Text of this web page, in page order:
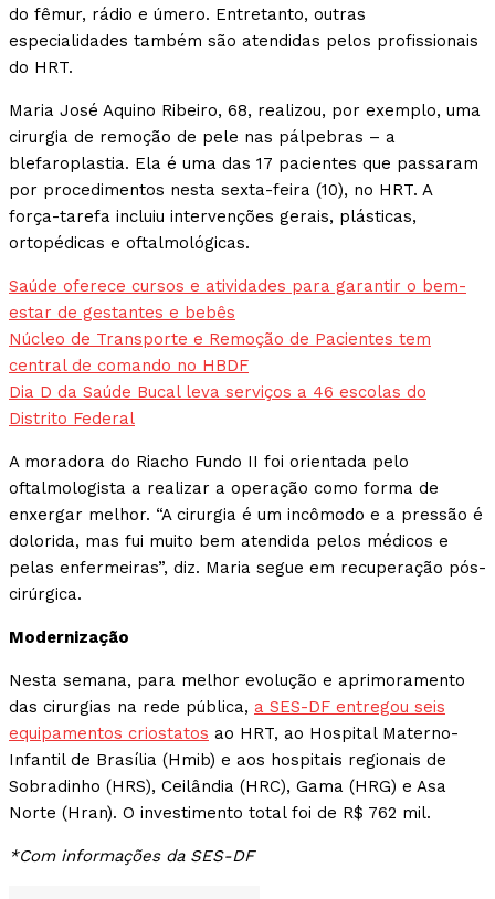
do fêmur, rádio e úmero. Entretanto, outras
especialidades também são atendidas pelos profissionais
do HRT.
Maria José Aquino Ribeiro, 68, realizou, por exemplo, uma
cirurgia de remoção de pele nas pálpebras – a
blefaroplastia. Ela é uma das 17 pacientes que passaram
por procedimentos nesta sexta-feira (10), no HRT. A
força-tarefa incluiu intervenções gerais, plásticas,
ortopédicas e oftalmológicas.
Saúde oferece cursos e atividades para garantir o bem-
estar de gestantes e bebês
Núcleo de Transporte e Remoção de Pacientes tem
central de comando no HBDF
Dia D da Saúde Bucal leva serviços a 46 escolas do
Distrito Federal
A moradora do Riacho Fundo II foi orientada pelo
oftalmologista a realizar a operação como forma de
enxergar melhor. “A cirurgia é um incômodo e a pressão é
dolorida, mas fui muito bem atendida pelos médicos e
pelas enfermeiras”, diz. Maria segue em recuperação pós-
cirúrgica.
Modernização
Nesta semana, para melhor evolução e aprimoramento
das cirurgias na rede pública, a SES-DF entregou seis
equipamentos criostatos ao HRT, ao Hospital Materno-
Infantil de Brasília (Hmib) e aos hospitais regionais de
Sobradinho (HRS), Ceilândia (HRC), Gama (HRG) e Asa
Norte (Hran). O investimento total foi de R$ 762 mil.
*Com informações da SES-DF